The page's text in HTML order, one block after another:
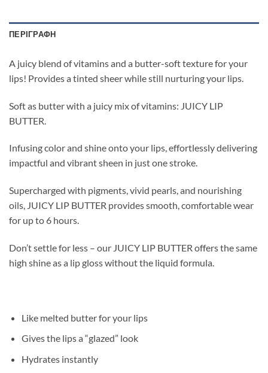
ΠΕΡΙΓΡΑΦΉ
A juicy blend of vitamins and a butter-soft texture for your
lips! Provides a tinted sheer while still nurturing your lips.
Soft as butter with a juicy mix of vitamins: JUICY LIP
BUTTER.
Infusing color and shine onto your lips, effortlessly delivering
impactful and vibrant sheen in just one stroke.
Supercharged with pigments, vivid pearls, and nourishing
oils, JUICY LIP BUTTER provides smooth, comfortable wear
for up to 6 hours.
Don’t settle for less – our JUICY LIP BUTTER offers the same
high shine as a lip gloss without the liquid formula.
Like melted butter for your lips
Gives the lips a “glazed” look
Hydrates instantly